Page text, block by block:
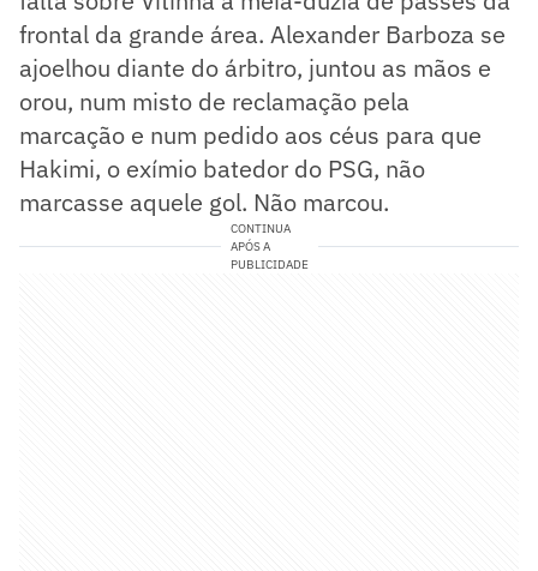
frontal da grande área. Alexander Barboza se
ajoelhou diante do árbitro, juntou as mãos e
orou, num misto de reclamação pela
marcação e num pedido aos céus para que
Hakimi, o exímio batedor do PSG, não
marcasse aquele gol. Não marcou.
CONTINUA
APÓS A
PUBLICIDADE